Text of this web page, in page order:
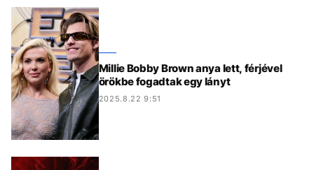
Millie Bobby Brown anya lett, férjével
örökbe fogadtak egy lányt
2025.8.22 9:51